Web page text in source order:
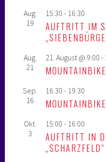
Aug.
19
15:30 - 16:30
AUFTRITT IM
Aug.
21
21. August @ 9:00 -
Sep.
16
16:30 - 19:30
Okt.
3
15:00 - 16:00
AUFTRITT IN
„SCHARZFELD“